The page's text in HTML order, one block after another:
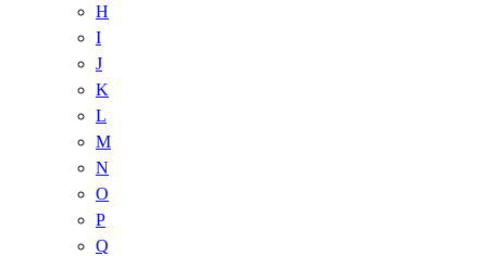
H
I
J
K
L
M
N
O
P
Q